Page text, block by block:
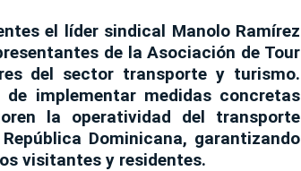
el líder sindical Manolo Ramírez
de laAsociación de Tour
del sector transporte y turismo.
de implementar medidas concretas
la operatividad del transporte
Dominicana, garantizando
visitantes y residentes.